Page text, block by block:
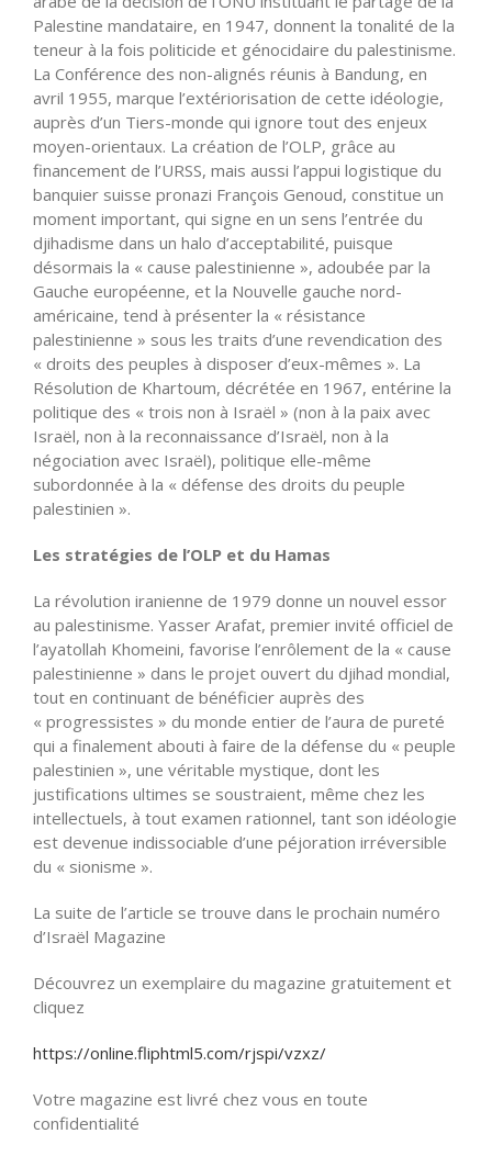
Palestine mandataire, en 1947, donnent la tonalité de la
teneur à la fois politicide et génocidaire du palestinisme.
La Conférence des non-alignés réunis à Bandung, en
avril 1955, marque l’extériorisation de cette idéologie,
auprès d’un Tiers-monde qui ignore tout des enjeux
moyen-orientaux. La création de l’OLP, grâce au
financement de l’URSS, mais aussi l’appui logistique du
banquier suisse pronazi François Genoud, constitue un
moment important, qui signe en un sens l’entrée du
djihadisme dans un halo d’acceptabilité, puisque
désormais la « cause palestinienne », adoubée par la
Gauche européenne, et la Nouvelle gauche nord-
américaine, tend à présenter la « résistance
palestinienne » sous les traits d’une revendication des
« droits des peuples à disposer d’eux-mêmes ». La
Résolution de Khartoum, décrétée en 1967, entérine la
politique des « trois non à Israël » (non à la paix avec
Israël, non à la reconnaissance d’Israël, non à la
négociation avec Israël), politique elle-même
subordonnée à la « défense des droits du peuple
palestinien ».
Les stratégies de l’OLP et du Hamas
La révolution iranienne de 1979 donne un nouvel essor
au palestinisme. Yasser Arafat, premier invité officiel de
l’ayatollah Khomeini, favorise l’enrôlement de la « cause
palestinienne » dans le projet ouvert du djihad mondial,
tout en continuant de bénéficier auprès des
« progressistes » du monde entier de l’aura de pureté
qui a finalement abouti à faire de la défense du « peuple
palestinien », une véritable mystique, dont les
justifications ultimes se soustraient, même chez les
intellectuels, à tout examen rationnel, tant son idéologie
est devenue indissociable d’une péjoration irréversible
du « sionisme ».
La suite de l’article se trouve dans le prochain numéro
d’Israël Magazine
Découvrez un exemplaire du magazine gratuitement et
cliquez
https://online.fliphtml5.com/rjspi/vzxz/
Votre magazine est livré chez vous en toute
confidentialité